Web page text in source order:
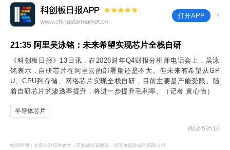
打开APP ×
21:35 阿里吴泳铭：未来希望实现芯片全栈自研
《科创板日报》13日讯，在2026财年Q4财报分析师电话会上，吴泳
铭表示，自研芯片在阿里云的部署量还是不大。但未来有希望从GP
U、CPU到存储、网络芯片实现全栈自研，目前主要是产能受限。随
着自研芯片的渗透率提升，将进一步提升毛利率。（记者 黄心怡）
半导体芯片
阅读 59518
特别声明：文章内容仅供参考，不构成投资建议。投资者据此操作风险自担。